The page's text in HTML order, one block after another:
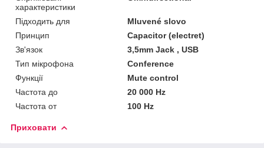
характеристики
Підходить для
Mluvené slovo
Принцип
Capacitor (electret)
Зв'язок
3,5mm Jack , USB
Тип мікрофона
Conference
Функції
Mute control
Частота до
20 000 Hz
Частота от
100 Hz
Приховати